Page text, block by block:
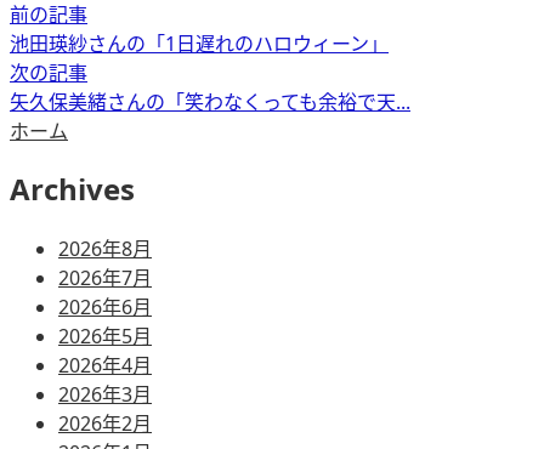
前の記事
池田瑛紗さんの「1日遅れのハロウィーン」
次の記事
矢久保美緒さんの「笑わなくっても余裕で天...
ホーム
Archives
2026年8月
2026年7月
2026年6月
2026年5月
2026年4月
2026年3月
2026年2月